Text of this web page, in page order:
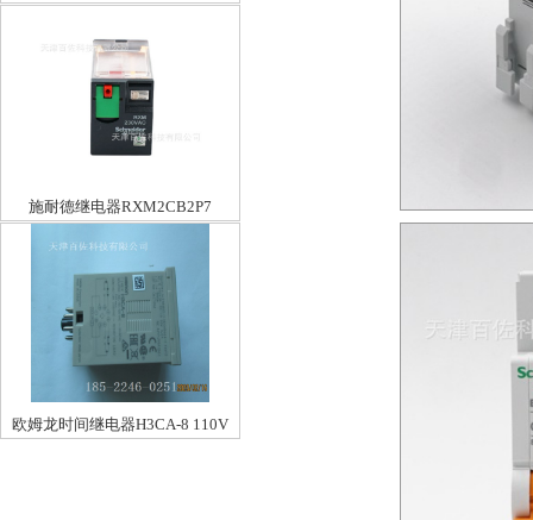
施耐德继电器RXM2CB2P7
欧姆龙时间继电器H3CA-8 110V